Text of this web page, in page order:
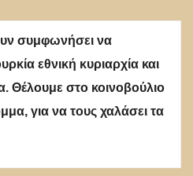
συμφωνήσει να
εθνική κυριαρχία και
Θέλουμε στο κοινοβούλιο
για να τους χαλάσει τα